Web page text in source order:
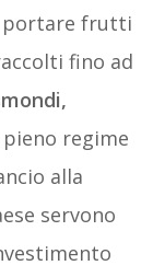
portare frutti
fino ad
regime
alla
servono